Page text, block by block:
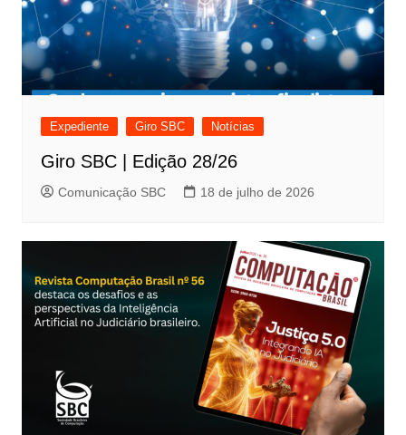
Expediente Giro SBC Notícias
Giro SBC | Edição 28/26
Comunicação SBC 18 de julho de 2026